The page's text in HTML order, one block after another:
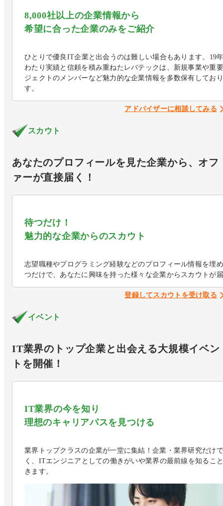
8,000社以上の企業情報から
希望に合った企業のみをご紹介
ひとりで優良IT企業と出会うのは難しい場合もあります。19
わたり実績と信頼を積み重ねたレバテックは、新規事業や重
ジェクトのメンバーなど魅力的な企業情報を多数保有してお
す。
アドバイザーに相談してみる
スカウト
あなたのプロフィールを見た企業から、オフ
ァーが直接届く！
待つだけ！
魅力的な企業からのスカウト
志望職種やプログラミング経験などのプロフィール情報を埋
つだけで、あなたに興味を持った様々な企業からスカウトが
登録してスカウトを受け取る
イベント
IT業界のトップ企業と出会える大規模イベン
トを開催！
IT業界の今を知り
理想のキャリアパスを見つける
業界トップクラスの企業が一堂に集結！企業・業界研究だけ
く、ITエンジニアとしての働きがいや業界の最前線を知るこ
きます。